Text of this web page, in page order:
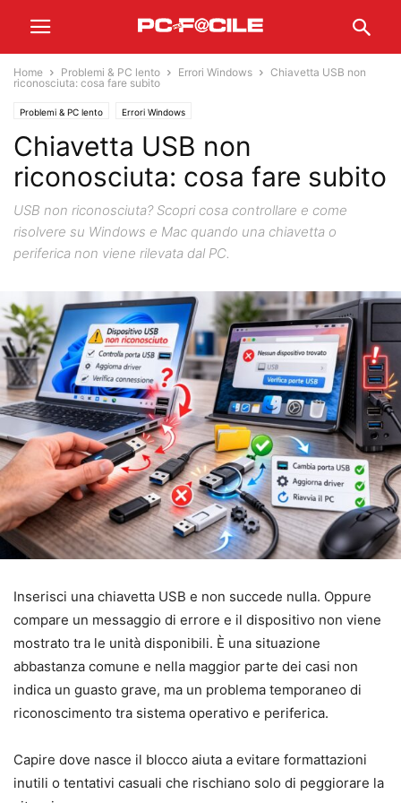
Home Problemi & PC lento Errori Windows
Chiavetta USB non
riconosciuta: cosa fare subito
Problemi & PC lento Errori Windows
Chiavetta USB non
riconosciuta: cosa fare subito
USB non riconosciuta? Scopri cosa controllare e come
risolvere su Windows e Mac quando una chiavetta o
periferica non viene rilevata dal PC.
Inserisci una chiavetta USB e non succede nulla. Oppure
compare un messaggio di errore e il dispositivo non viene
mostrato tra le unità disponibili. È una situazione
abbastanza comune e nella maggior parte dei casi non
indica un guasto grave, ma un problema temporaneo di
riconoscimento tra sistema operativo e periferica.
Capire dove nasce il blocco aiuta a evitare formattazioni
inutili o tentativi casuali che rischiano solo di peggiorare la